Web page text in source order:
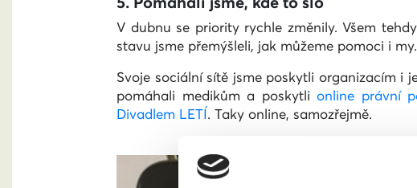
V dubnu se priority rychle změnily. Všem
stavu jsme přemýšleli, jak můžeme pomoci i my.
Svoje sociální sítě jsme poskytli organizacím i
pomáhali medikům a poskytlionline právní
Divadlem LETÍ. Taky online, samozřejmě.